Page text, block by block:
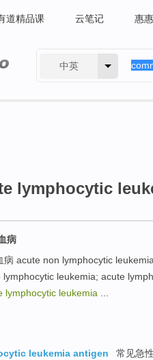
道精品课 云笔记 惠惠
中英
lymphocytic
病
病 acute non lymphocytic
lymphocytic leukemia; acute
lymphocytic leukemia
leukemia antigen
常见急